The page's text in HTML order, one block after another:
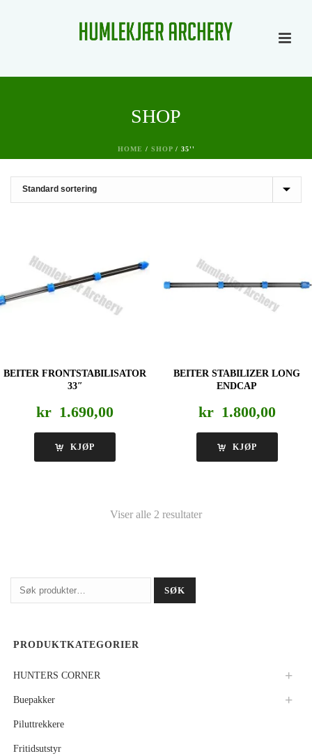
SHOP
HOME / SHOP/ 35''
BEITER FRONTSTABILISATOR
33″
kr 1.690,00
KJØP
BEITER STABILIZER LONG
ENDCAP
kr 1.800,00
KJØP
Viser alle 2 resultater
Søk
etter:
SØK
PRODUKTKATEGORIER
HUNTERS CORNER
Buepakker
Piluttrekkere
Fritidsutstyr